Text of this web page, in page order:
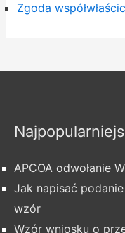
Zgoda
APCOA odwołanie
Jak napisać
wzór
Wzór wniosku o